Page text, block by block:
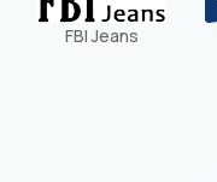
FBI Jeans